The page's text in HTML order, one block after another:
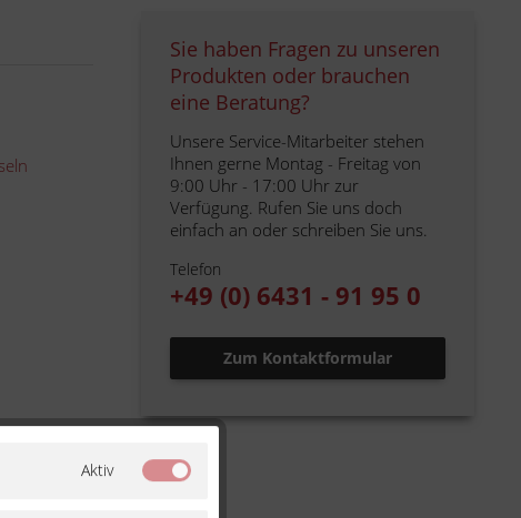
Sie haben Fragen zu unseren
Produkten oder brauchen
eine Beratung?
Unsere Service-Mitarbeiter stehen
Ihnen gerne Montag - Freitag von
9:00 Uhr - 17:00 Uhr zur
Verfügung. Rufen Sie uns doch
einfach an oder schreiben Sie uns.
Telefon
+49 (0) 6431 - 91 95 0
Zum Kontaktformular
Aktiv